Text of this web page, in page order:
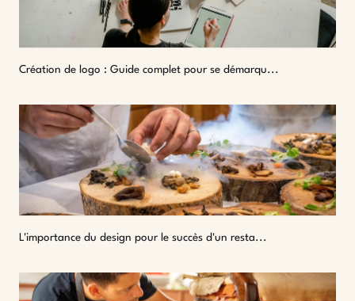
Création de logo : Guide complet pour se démarqu...
L'importance du design pour le succès d'un resta...